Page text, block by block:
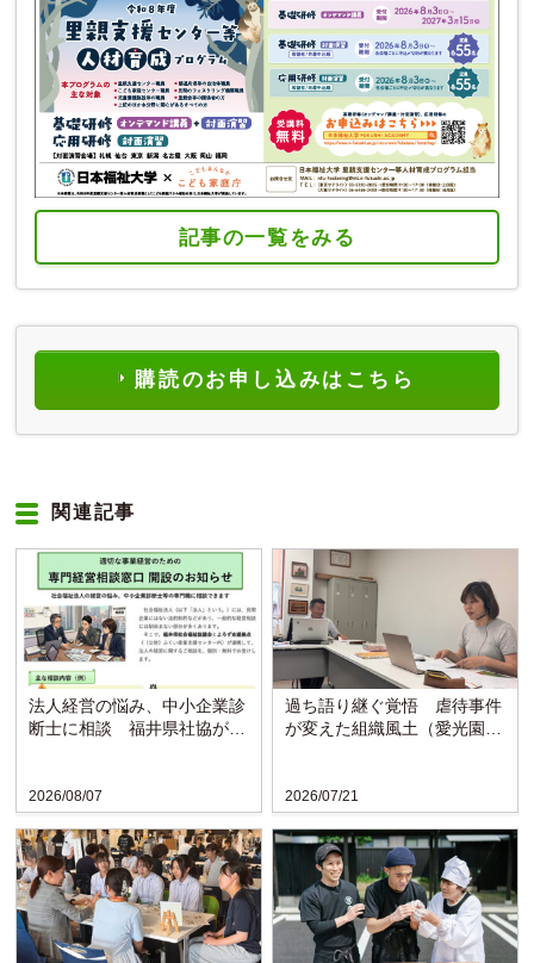
記事の一覧をみる
購読のお申し込みはこちら
関連記事
2026/08/07
法人経営の悩み、中小企業診
断士に相談 福井県社協が支
2026/07/21
過ち語り継ぐ覚悟 虐待事件
が変えた組織風土（愛光園・